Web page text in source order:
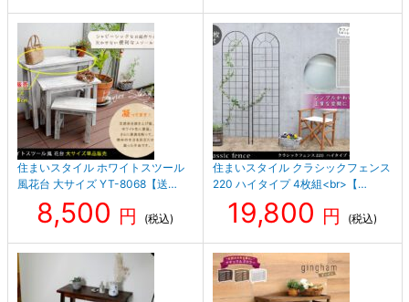
住まいスタイル ホワイトスツール
風花台 大サイズ YT-8068【送…
8,500 円 (税込)
住まいスタイル クラシックフェンス
220 ハイタイプ 4枚組<br>【…
19,800 円 (税込)